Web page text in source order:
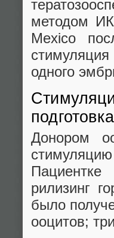
методом
Mexico
одного
Донором
Пациентке
рилизинг
было
ооцитов;